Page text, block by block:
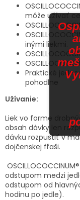
môže užívať
inými liekmi.
Praktické
pohodlne
Užívanie:
Liek vo forme
obsah dávky len
dávku rozpustiť v
dojčenskej fľaši.
odstupom medzi
odstupom od
hodinu po jedle).